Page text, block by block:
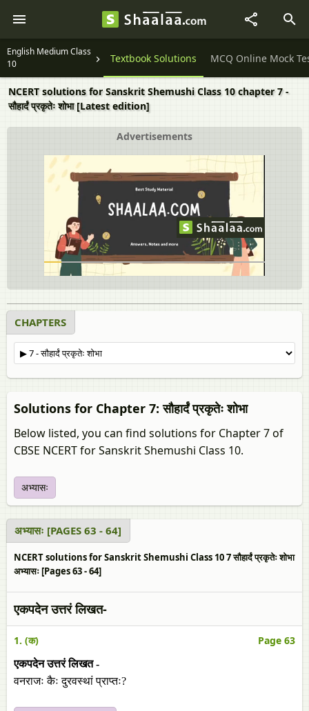
English Medium Class
10 Question Papers Textbook Solutions MCQ Online Mock
NCERT solutions for Sanskrit Shemushi Class 10 chapter 7 -
सौहार्दं प्रकृतेः शोभा [Latest edition]
Advertisements
CHAPTERS
Solutions for Chapter 7: सौहार्दं प्रकृतेः शोभा
Below listed, you can find solutions for Chapter 7 of
CBSE NCERT for Sanskrit Shemushi Class 10.
अभ्यासः
अभ्यासः [PAGES 63 - 64]
NCERT solutions for Sanskrit Shemushi Class 10 7 सौहार्दं प्रकृतेः शोभा
अभ्यासः [Pages 63 - 64]
एकपदेन उत्तरं लिखत-
1. (क) Page 63
एकपदेन उत्तरं लिखत -
वनराजः कैः दुरवस्थां प्राप्तः?